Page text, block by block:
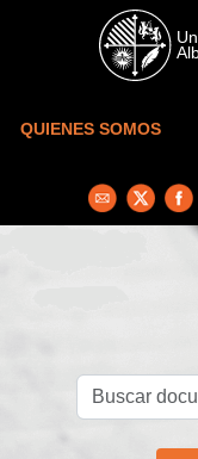
Skip to main content
QUIENES SOMOS